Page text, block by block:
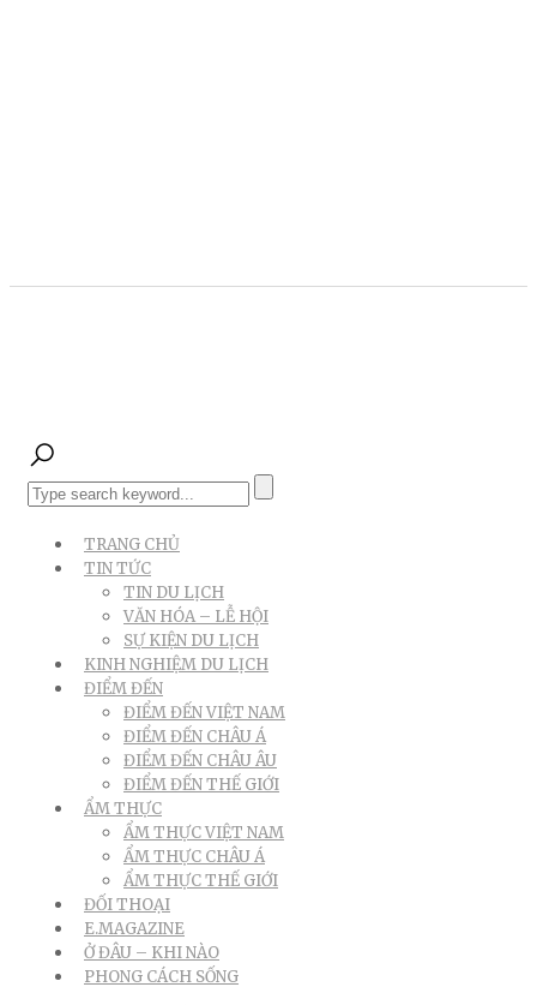
TRANG CHỦ
TIN TỨC
TIN DU LỊCH
VĂN HÓA – LỄ HỘI
SỰ KIỆN DU LỊCH
KINH NGHIỆM DU LỊCH
ĐIỂM ĐẾN
ĐIỂM ĐẾN VIỆT NAM
ĐIỂM ĐẾN CHÂU Á
ĐIỂM ĐẾN CHÂU ÂU
ĐIỂM ĐẾN THẾ GIỚI
ẨM THỰC
ẨM THỰC VIỆT NAM
ẨM THỰC CHÂU Á
ẨM THỰC THẾ GIỚI
ĐỐI THOẠI
E.MAGAZINE
Ở ĐÂU – KHI NÀO
PHONG CÁCH SỐNG